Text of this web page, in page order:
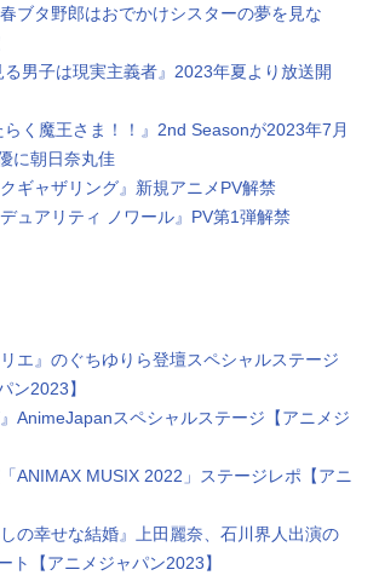
ブタ野郎はおでかけシスターの夢を見な
男子は現実主義者』2023年夏より放送開
く魔王さま！！』2nd Seasonが2023年7月
に朝日奈丸佳
ギャザリング』新規アニメPV解禁
ュアリティ ノワール』PV第1弾解禁
リエ』のぐちゆりら登壇スペシャルステージ
ン2023】
』AnimeJapanスペシャルステージ【アニメジ
ANIMAX MUSIX 2022」ステージレポ【アニ
の幸せな結婚』上田麗奈、石川界人出演の
ト【アニメジャパン2023】